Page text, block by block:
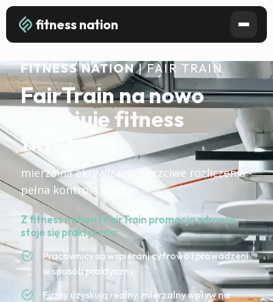
fitness nation
FITNESS NATION| FAIR TRAIN
FairTrain na nowo
definiuje fitness
firmowy.
mierzalna aktywizacja - uczciwe rozliczenia -
pełna kontrola umów
Z fitness nation | FairTrain promocja zdrowia
staje się praktyczna:
Pracownicy są wspierani cyfrowo i prowadzeni
w sposób praktyczny.
Firmy uzyskują realny, mierzalny wpływ na